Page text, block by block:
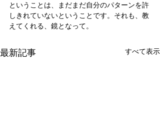
ということは、まだまだ自分のパターンを許
しきれていないということです。それも、教
えてくれる、鏡となって。
最新記事 すべて表示